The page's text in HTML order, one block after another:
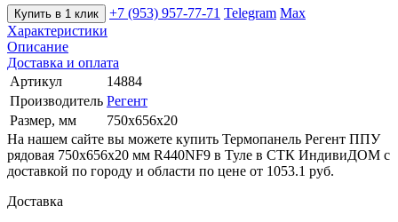
Купить в 1 клик +7 (953) 957-77-71 Telegram Max
Характеристики
Описание
Доставка и оплата
Артикул
14884
Производитель Регент
Размер, мм
750х656х20
На нашем сайте вы можете купить Термопанель Регент ППУ
рядовая 750х656х20 мм R440NF9 в Туле в СТК ИндивиДОМ с
доставкой по городу и области по цене от 1053.1 руб.
Доставка